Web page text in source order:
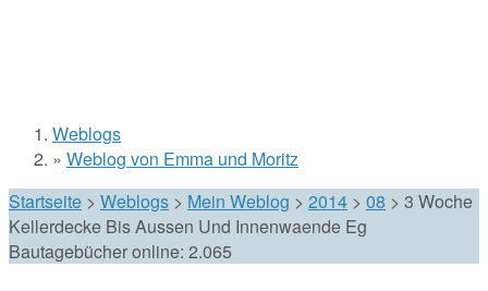
Sie sind hier
Weblogs
» Weblog von Emma und Moritz
Startseite > Weblogs > Mein Weblog > 2014 > 08 > 3 Woche
Kellerdecke Bis Aussen Und Innenwaende Eg
Bautagebücher online: 2.065